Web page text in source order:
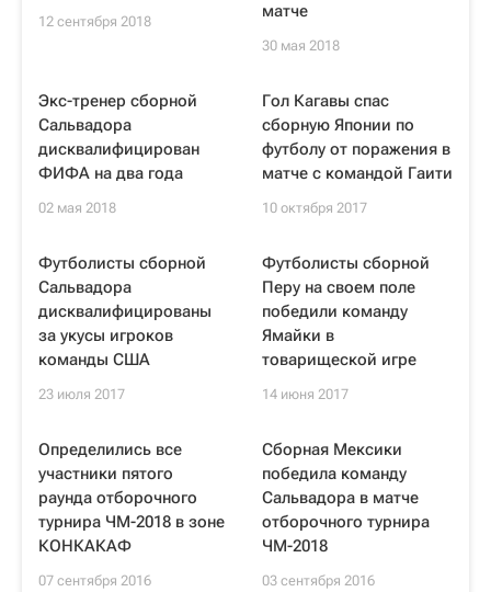
12 сентября 2018
матче
30 мая 2018
Экс-тренер сборной
Сальвадора
дисквалифицирован
ФИФА на два года
02 мая 2018
Гол Кагавы спас
сборную Японии по
футболу от поражения в
матче с командой Гаити
10 октября 2017
Футболисты сборной
Сальвадора
дисквалифицированы
за укусы игроков
команды США
23 июля 2017
Футболисты сборной
Перу на своем поле
победили команду
Ямайки в
товарищеской игре
14 июня 2017
Определились все
участники пятого
раунда отборочного
турнира ЧМ-2018 в зоне
КОНКАКАФ
07 сентября 2016
Сборная Мексики
победила команду
Сальвадора в матче
отборочного турнира
ЧМ-2018
03 сентября 2016